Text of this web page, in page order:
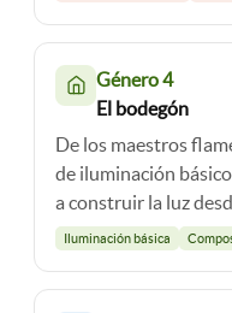
Género 4
El bodegón
De los maestros
de iluminación
a construir la luz
Iluminación básica